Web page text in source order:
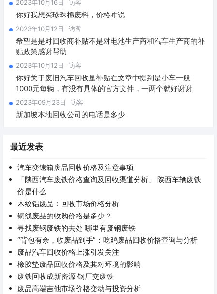
2023年10月16日 访客
你好我想买珍珠棉废料，价格咋说
2023年10月12日 访客
希望是是对回收商补贴不是对电池生产商和汽车生产商的补
贴政策感谢帮助
2023年10月12日 访客
你好关于废旧汽车回收量补贴在文章中提到是小车一般
1000元每辆，有没有具体的官方文件，一两个就好谢谢
2023年09月23日 访客
新加坡本地回收公司的电话是多少
最近发表
汽车变速箱废品回收价格及注意事项
「陕西汽车废铁价格查询及回收渠道分析」 陕西车辆废铁
价是什么
木纹铝废品：回收市场价格分析
铜线废品的收购价格是多少？
寻找废钢废铁的去处 哪里有废钢废铁
“背包有余，收废品到手”：吃鸡废品回收价格查询与分析
废品汽车回收价格上涨引发关注
橡胶垫废品回收价格及其对环境的影响
废铁回收成新资源 钢厂交废铁
废品高端吉他市场价格变动与投资分析